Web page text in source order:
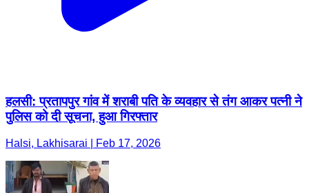
हलसी: प्रतापपुर गांव में शराबी पति के व्यवहार से तंग आकर पत्नी ने
पुलिस को दी सूचना, हुआ गिरफ्तार
Halsi, Lakhisarai | Feb 17, 2026